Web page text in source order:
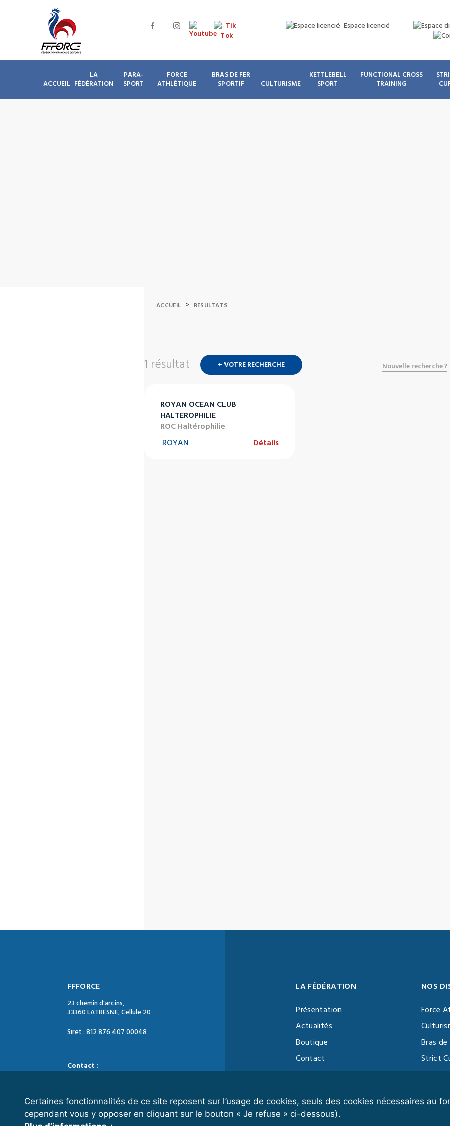
Certaines fonctionnalités de ce site reposent sur l’usage de cookies, seuls des cookies nécessaires au
cependant vous y opposer en cliquant sur le bouton « Je refuse » ci-dessous).
Espace licencié
ACCUEIL
LA
FÉDÉRATION
PARA-
SPORT
FORCE
ATHLÉTIQUE
BRAS DE FER
SPORTIF
CULTURISME
KETTLEBELL
SPORT
FUNCTIONAL CROSS
TRAINING
ACCUEIL > RESULTATS
1 résultat + VOTRE RECHERCHE Nouvelle recherche ?
ROYAN OCEAN CLUB
HALTEROPHILIE
ROC Haltérophilie
ROYAN
Détails
FFFORCE
23 chemin d'arcins,
33360 LATRESNE, Cellule 20
Siret : 812 876 407 00048
Contact :
Horaires d’ouverture :
LA FÉDÉRATION
Présentation
Actualités
Boutique
Contact
Vidéothèque
NOS
Force
Bras
Strict